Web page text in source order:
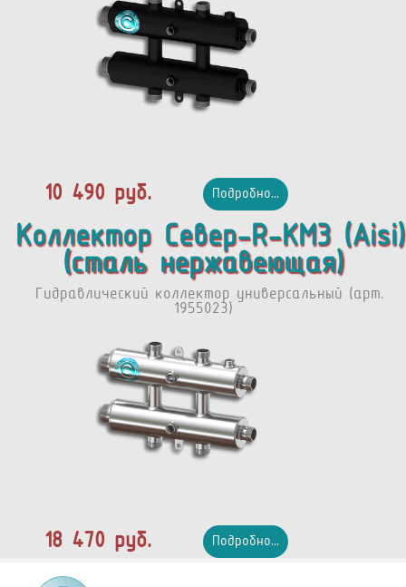
10 490 руб. Подробно...
Коллектор Север-R-КМ3 (Aisi)
(сталь нержавеющая)
Гидравлический коллектор универсальный (арт.
1955023)
18 470 руб. Подробно...